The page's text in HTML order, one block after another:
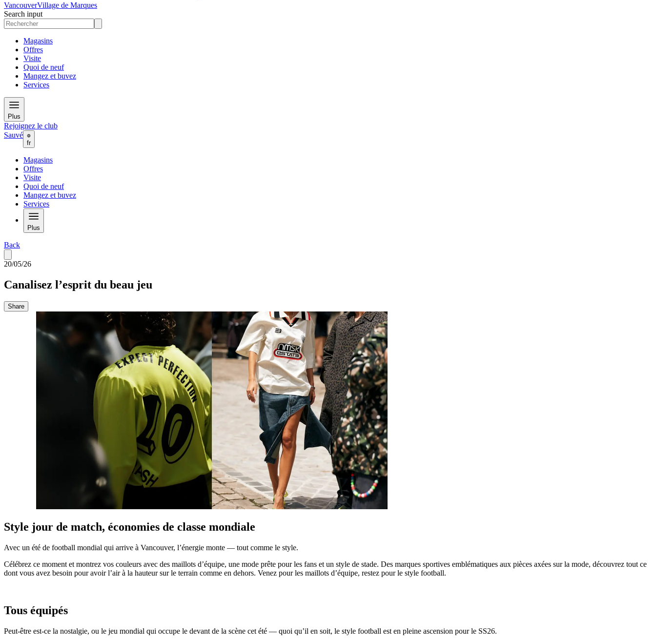
VancouverVillage de Marques
Search input
Magasins
Offres
Visite
Quoi de neuf
Mangez et buvez
Services
Plus
Rejoignez le club
Sauvé
fr
Magasins
Offres
Visite
Quoi de neuf
Mangez et buvez
Services
Plus
Back
20/05/26
Canalisez l’esprit du beau jeu
Share
Style jour de match, économies de classe mondiale
Avec un été de football mondial qui arrive à Vancouver, l’énergie monte — tout comme le style.
Célébrez ce moment et montrez vos couleurs avec des maillots d’équipe, une mode prête pour les fans et un style de stade. Des marques sportives emblématiques aux pièces axées sur la mode, découvrez tout ce
dont vous avez besoin pour avoir l’air à la hauteur sur le terrain comme en dehors. Venez pour les maillots d’équipe, restez pour le style football.
Tous équipés
Peut-être est-ce la nostalgie, ou le jeu mondial qui occupe le devant de la scène cet été — quoi qu’il en soit, le style football est en pleine ascension pour le SS26.